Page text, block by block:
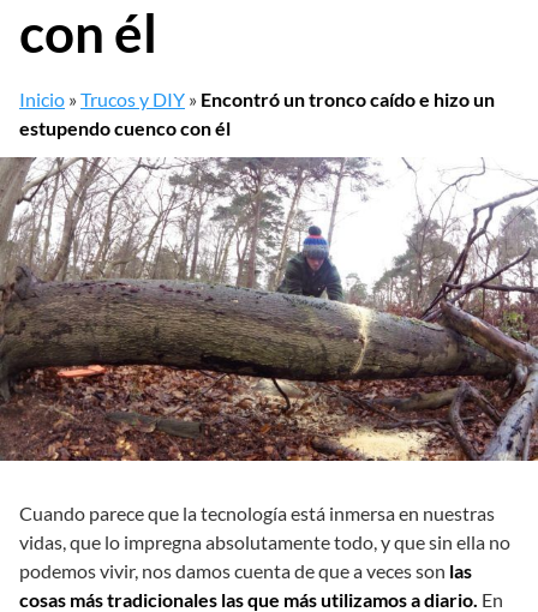
con él
Inicio »Trucos y DIY » Encontró un tronco caído e hizo un
estupendo cuenco con él
Cuando parece que la tecnología está inmersa en nuestras
vidas, que lo impregna absolutamente todo, y que sin ella no
podemos vivir, nos damos cuenta de que a veces son las
cosas más tradicionales las que más utilizamos a diario. En